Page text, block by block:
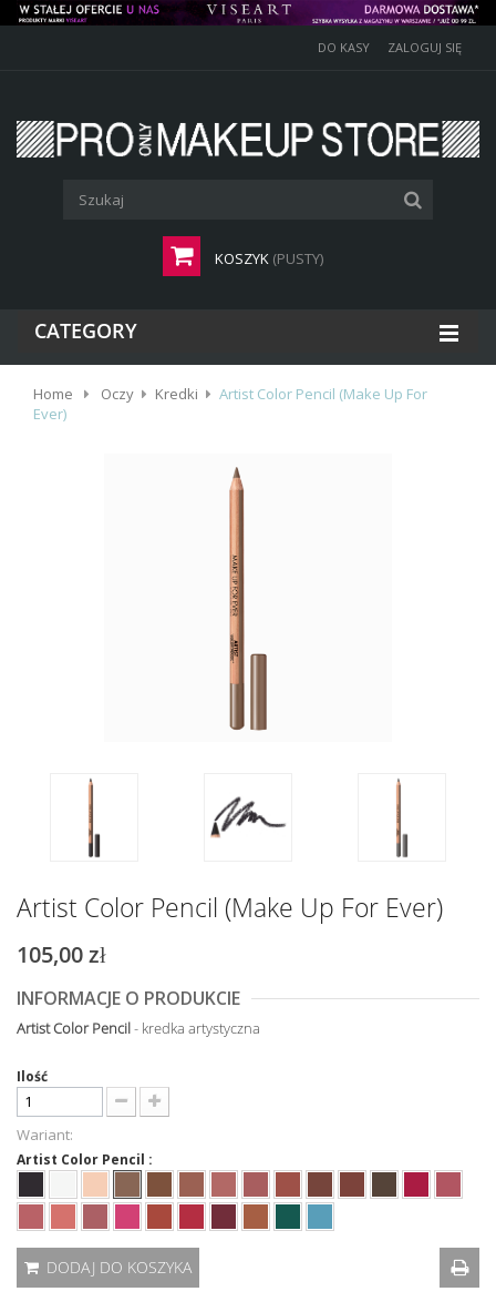
DO KASY ZALOGUJ SIĘ
KOSZYK (PUSTY)
CATEGORY
Home Oczy Kredki
Artist Color Pencil (Make Up For
Ever)
Artist Color Pencil (Make Up For Ever)
105,00 zł
INFORMACJE O PRODUKCIE
Artist Color Pencil- kredka artystyczna
Ilość
Wariant:
Artist Color Pencil :
DODAJ DO KOSZYKA